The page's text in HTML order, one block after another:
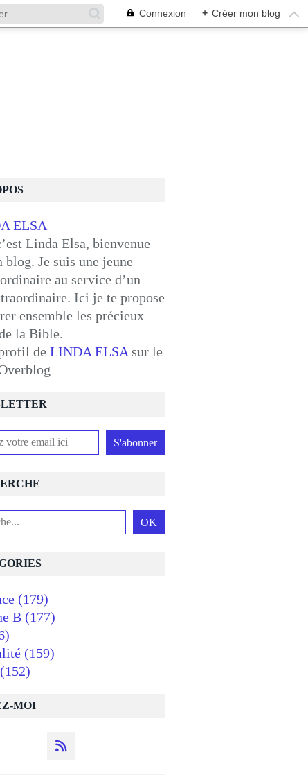
Connexion + Créer mon blog
MOI
Linda Elsa, bienvenue
blog. Je suis une jeune
au service d’un
Ici je te propose
ensemble les précieux
la Bible.
de LINDA ELSA sur le
(179)
B (177)
(159)
(152)